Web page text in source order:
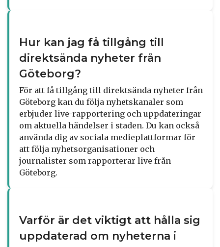
Hur kan jag få tillgång till
direktsända nyheter från
Göteborg?
För att få tillgång till direktsända nyheter från
Göteborg kan du följa nyhetskanaler som
erbjuder live-rapportering och uppdateringar
om aktuella händelser i staden. Du kan också
använda dig av sociala medieplattformar för
att följa nyhetsorganisationer och
journalister som rapporterar live från
Göteborg.
Varför är det viktigt att hålla sig
uppdaterad om nyheterna i